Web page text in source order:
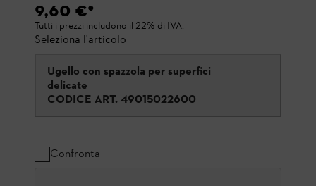
9,60 €*
Tutti i prezzi includono il 22% di IVA.
Seleziona l'articolo
Ugello con spazzola per superfici
delicate
CODICE ART. 49015022600
Confronta